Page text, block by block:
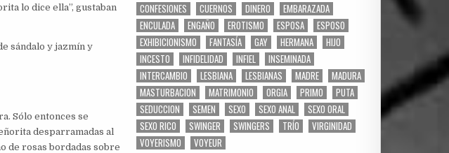
lo dice ella”, gustaban
sándalo y jazmín y
Sólo entonces se
desparramadas al
de rosas bordadas sobre
CONFESIONES
CUERNOS DINERO
EMBARAZADA
ENCULADA
ENGAÑO EROTISMO ESPOSA
ESPOSO
EXHIBICIONISMO
FANTASÍA GAY HERMANA
HIJO
INCESTO
INFIDELIDAD INFIEL
INSEMINADA
INTERCAMBIO
LESBIANA LESBIANAS MADRE
MADURA
MASTURBACION
MATRIMONIO ORGIA PRIMO
PUTA
SEDUCCION
SEMEN SEXO SEXO ANAL
SEXO ORAL
SEXO RICO
SWINGER SWINGERS TRÍO
VIRGINIDAD
VOYERISMO
VOYEUR